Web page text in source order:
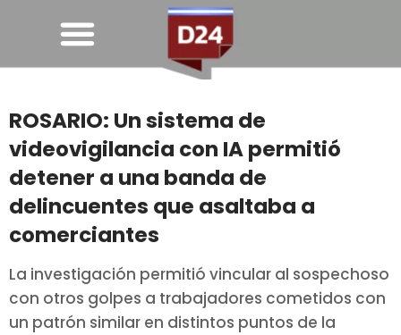
ROSARIO: Un sistema de
videovigilancia con IA permitió
detener a una banda de
delincuentes que asaltaba a
comerciantes
La investigación permitió vincular al sospechoso
con otros golpes a trabajadores cometidos con
un patrón similar en distintos puntos de la